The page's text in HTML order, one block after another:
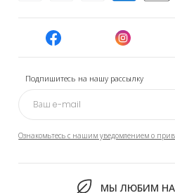
Подпишитесь на нашу рассылку
Ознакомьтесь с нашим уведомлением о
МЫ ЛЮБИМ